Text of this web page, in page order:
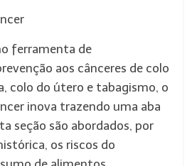
ferramenta de
aos cânceres de colo
colo do útero e tabagismo, o
inova trazendo uma aba
seção são abordados, por
os riscos do